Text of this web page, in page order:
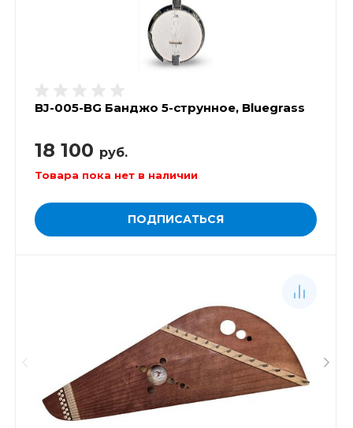
BJ-005-BG Банджо 5-струнное, Bluegrass
18 100 руб.
Товара пока нет в наличии
ПОДПИСАТЬСЯ